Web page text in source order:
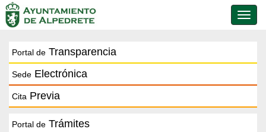
de
Portal de Transparencia
Sede Electrónica
Cita Previa
Portal de Trámites